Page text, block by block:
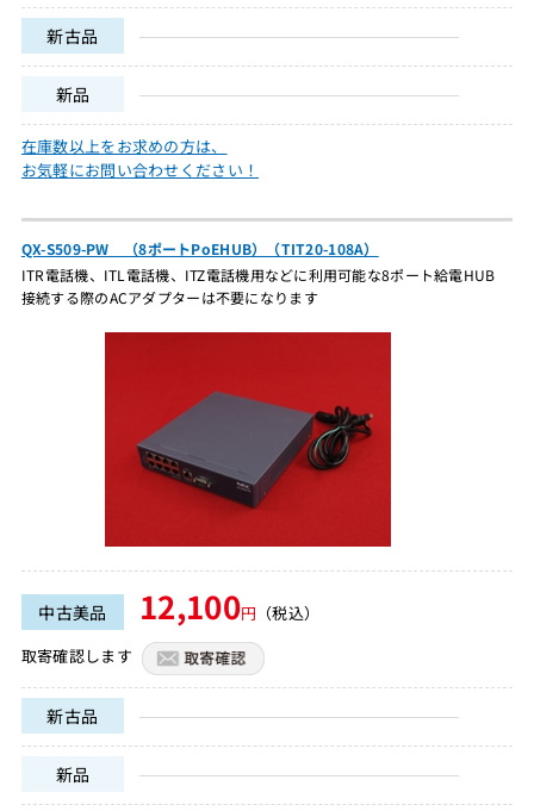
新古品
新品
在庫数以上をお求めの方は、
お気軽にお問い合わせください！
QX-S509-PW （8ポートPoEHUB）（TIT20-108A）
ITR電話機、ITL電話機、ITZ電話機用などに利用可能な8ポート給電HUB
接続する際のACアダプターは不要になります
中古美品 12,100円 （税込）
取寄確認します
新古品
新品